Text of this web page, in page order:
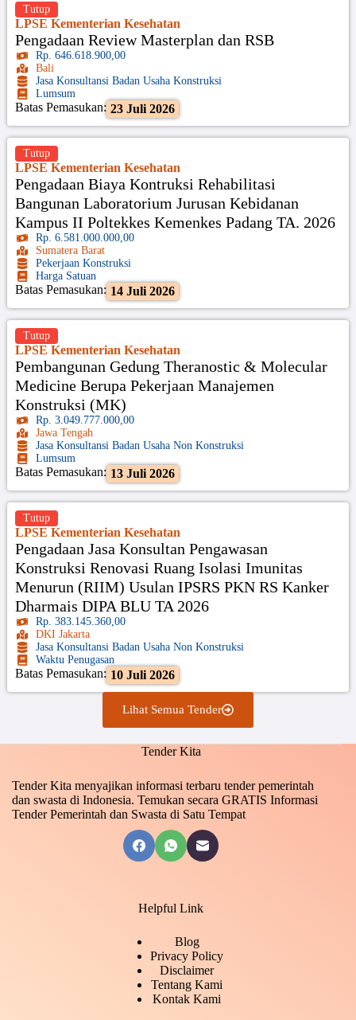
LPSE Kementerian Kesehatan
Pengadaan Review Masterplan dan RSB
Rp. 646.618.900,00
Bali
Jasa Konsultansi Badan Usaha Konstruksi
Lumsum
Batas Pemasukan: 23 Juli 2026
Tutup
LPSE Kementerian Kesehatan
Pengadaan Biaya Kontruksi Rehabilitasi
Bangunan Laboratorium Jurusan Kebidanan
Kampus II Poltekkes Kemenkes Padang TA. 2026
Rp. 6.581.000.000,00
Sumatera Barat
Pekerjaan Konstruksi
Harga Satuan
Batas Pemasukan: 14 Juli 2026
Tutup
LPSE Kementerian Kesehatan
Pembangunan Gedung Theranostic & Molecular
Medicine Berupa Pekerjaan Manajemen
Konstruksi (MK)
Rp. 3.049.777.000,00
Jawa Tengah
Jasa Konsultansi Badan Usaha Non Konstruksi
Lumsum
Batas Pemasukan: 13 Juli 2026
Tutup
LPSE Kementerian Kesehatan
Pengadaan Jasa Konsultan Pengawasan
Konstruksi Renovasi Ruang Isolasi Imunitas
Menurun (RIIM) Usulan IPSRS PKN RS Kanker
Dharmais DIPA BLU TA 2026
Rp. 383.145.360,00
DKI Jakarta
Jasa Konsultansi Badan Usaha Non Konstruksi
Waktu Penugasan
Batas Pemasukan: 10 Juli 2026
Tutup
Lihat Semua Tender
Tender Kita
Tender Kita menyajikan informasi terbaru tender pemerintah
dan swasta di Indonesia. Temukan secara GRATIS Informasi
Tender Pemerintah dan Swasta di Satu Tempat
Helpful Link
Blog
Privacy Policy
Disclaimer
Tentang Kami
Kontak Kami